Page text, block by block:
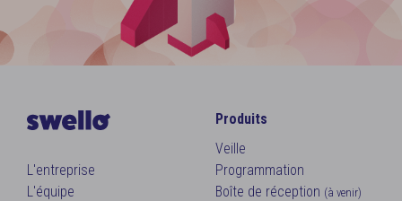
L'entreprise
L'équipe
Produits
Veille
Programmation
Boîte de réception (à venir)